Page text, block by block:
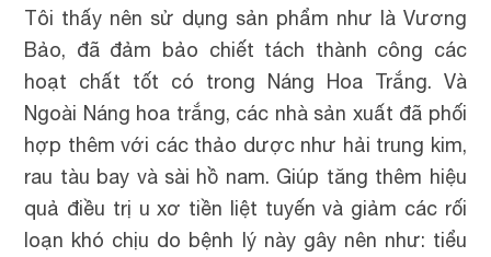
Tôi thấy nên sử dụng sản phẩm như là Vương
Bảo, đã đảm bảo chiết tách thành công các
hoạt chất tốt có trong Náng Hoa Trắng. Và
Ngoài Náng hoa trắng, các nhà sản xuất đã phối
hợp thêm với các thảo dược như hải trung kim,
rau tàu bay và sài hồ nam. Giúp tăng thêm hiệu
quả điều trị u xơ tiền liệt tuyến và giảm các rối
loạn khó chịu do bệnh lý này gây nên như: tiểu